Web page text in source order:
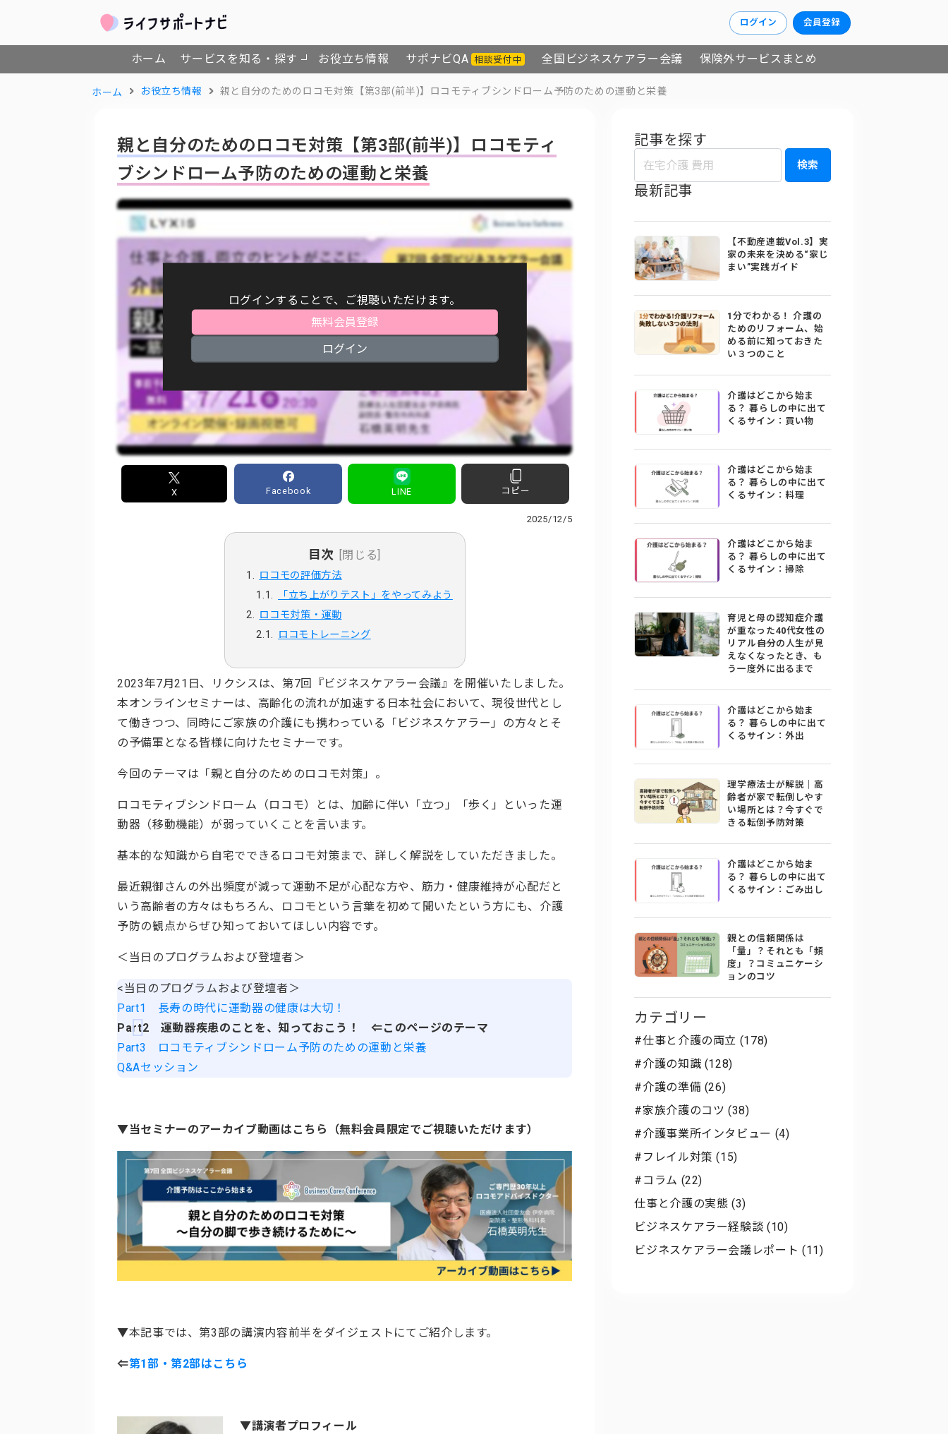
ログイン 会員登録
ホーム サービスを知る・探す お役立ち情報 サポナビQA 相談受付中 全国ビジネスケアラー会議 保険外サービスまとめ
ホーム お役立ち情報 親と自分のためのロコモ対策【第3部(前半)】ロコモティブシンドローム予防のための運動と栄養
親と自分のためのロコモ対策【第3部(前半)】ロコモティ
ブシンドローム予防のための運動と栄養
ログインすることで、
ご視聴いただけます。
無料会員登録
ログイン
X Facebook LINE コピー
2025/12/5
目次 [閉じる]
ロコモの評価方法
「立ち上がりテスト」をやってみよう
ロコモ対策・運動
ロコモトレーニング
2023年7月21日、リクシスは、第7回『ビジネスケアラー会議』を開催いたしました。
本オンラインセミナーは、高齢化の流れが加速する日本社会において、現役世代とし
て働きつつ、同時にご家族の介護にも携わっている「ビジネスケアラー」の方々とそ
の予備軍となる皆様に向けたセミナーです。
今回のテーマは「親と自分のためのロコモ対策」。
ロコモティブシンドローム（ロコモ）とは、加齢に伴い「立つ」「歩く」といった運
動器（移動機能）が弱っていくことを言います。
基本的な知識から自宅でできるロコモ対策まで、詳しく解説をしていただきました。
最近親御さんの外出頻度が減って運動不足が心配な方や、筋力・健康維持が心配だと
いう高齢者の方々はもちろん、ロコモという言葉を初めて聞いたという方にも、介護
予防の観点からぜひ知っておいてほしい内容です。
＜当日のプログラムおよび登壇者＞
<当日のプログラムおよび登壇者＞
Part1 長寿の時代に運動器の健康は大切！
Part2 運動器疾患のことを、知っておこう！ ⇐このページのテーマ
Part3 ロコモティブシンドローム予防のための運動と栄養
Q&Aセッション
▼当セミナーのアーカイブ動画はこちら（無料会員限定でご視聴いただけます）
▼本記事では、第3部の講演内容前半をダイジェストにてご紹介します。
⇐第1部・第2部はこちら
▼講演者プロフィール
記事を探す
検索
最新記事
【不動産連載Vol.3】実
家の未来を決める“家じ
まい”実践ガイド
1分でわかる！ 介護の
ためのリフォーム、始
める前に知っておきた
い３つのこと
介護はどこから始ま
る？ 暮らしの中に出て
くるサイン：買い物
介護はどこから始ま
る？ 暮らしの中に出て
くるサイン：料理
介護はどこから始ま
る？ 暮らしの中に出て
くるサイン：掃除
育児と母の認知症介護
が重なった40代女性の
リアル――自分の人生が見
えなくなったとき、も
う一度外に出るまで
介護はどこから始ま
る？ 暮らしの中に出て
くるサイン：外出
理学療法士が解説｜高
齢者が家で転倒しやす
い場所とは？今すぐで
きる転倒予防対策
介護はどこから始ま
る？ 暮らしの中に出て
くるサイン：ごみ出し
親との信頼関係は
「量」？それとも「頻
度」？コミュニケーシ
ョンのコツ
カテゴリー
#仕事と介護の両立 (178)
#介護の知識 (128)
#介護の準備 (26)
#家族介護のコツ (38)
#介護事業所インタビュー (4)
#フレイル対策 (15)
#コラム (22)
仕事と介護の実態 (3)
ビジネスケアラー経験談 (10)
ビジネスケアラー会議レポート (11)